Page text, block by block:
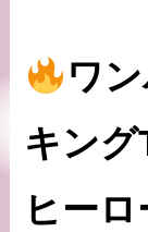
ワ
キング
ヒー